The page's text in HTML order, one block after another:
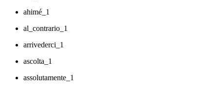
ahimé_1
al_contrario_1
arrivederci_1
ascolta_1
assolutamente_1